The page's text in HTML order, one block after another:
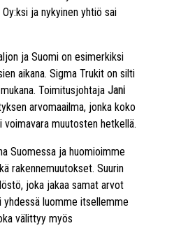
ja nykyinen yhtiö sai
ja Suomi on esimerkiksi
aikana. Sigma Trukit on silti
Toimitusjohtaja Jani
arvomaailma, jonka koko
voimavara muutosten hetkellä.
Suomessa ja huomioimme
rakennemuutokset. Suurin
joka jakaa samat arvot
yhdessä luomme itsellemme
välittyy myös